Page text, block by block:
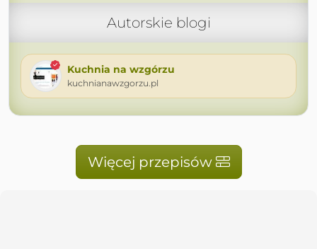
Autorskie blogi
Kuchnia na wzgórzu
kuchnianawzgorzu.pl
Więcej przepisów